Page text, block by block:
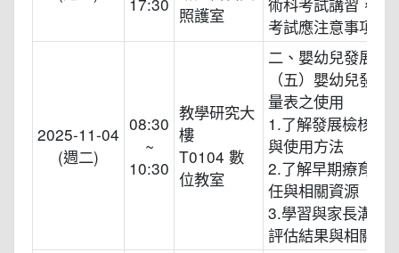
照護室
考試應注意事項
2025-11-04
(週二)
08:30
~
10:30
教學研究大
樓
T0104 數
位教室
二、嬰幼兒發展
（五）嬰幼兒發展
量表之使用
1.了解發展檢核表
與使用方法
2.了解早期療育的
任與相關資源
3.學習與家長溝通
評估結果與相關資